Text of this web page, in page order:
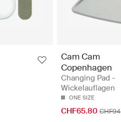
Cam Cam
Copenhagen
Changing Pad -
Wickelauflagen
ONE SIZE
CHF65.80 CHF94